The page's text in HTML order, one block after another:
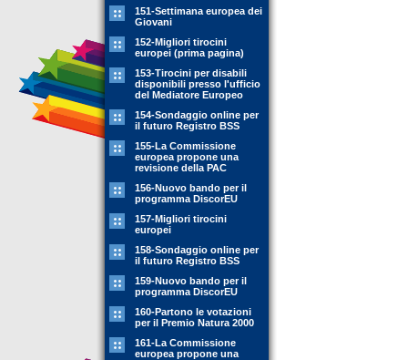
151-Settimana europea dei
Giovani
152-Migliori tirocini
europei (prima pagina)
153-Tirocini per disabili
disponibili presso l'ufficio
del Mediatore Europeo
154-Sondaggio online per
il futuro Registro BSS
155-La Commissione
europea propone una
revisione della PAC
156-Nuovo bando per il
programma DiscorEU
157-Migliori tirocini
europei
158-Sondaggio online per
il futuro Registro BSS
159-Nuovo bando per il
programma DiscorEU
160-Partono le votazioni
per il Premio Natura 2000
161-La Commissione
europea propone una